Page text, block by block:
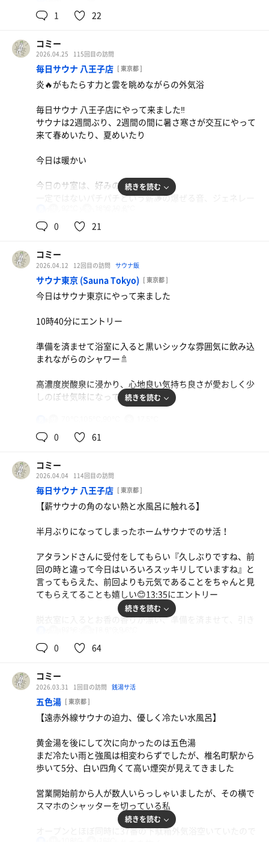
るとそこは浴室！
●浴室
浴室は、黒色で統一されていてシックで落ち着きがある天
井も左官仕上げでコテで鳴らした後がある太い梁も重厚感
を醸し出していた
全ての床や水風呂の壁がコンクリートの洗い出し仕上げな
のも心をくすぐられる仕様だった
洗い場は浴室とは隔てらた空間に立ちシャワーのみ6箇所
設置されている、記憶が定かでないのだけれどここの色は
グレーだった
しっかり洗体をして、洗い場の入口脇にあるフリードリン
クスペースで紙コップにまるのと記して麦茶とレモン水が
扉の前に🌸桜の文字のある木札下がっている、よく見ると
薪🪵に使用している樹種名
扉を開けて入ると、右奥に大きなストーブがドンと鎮座、
ガラス窓が2箇所ある特徴的なフォルム
右側2段、左側が3段式座面の奥行きは広く、段差が低い、
温度計は96℃指していてもガッとした熱さではなく、とて
て汗が💦出て来る
アベさんガッととてもこだわっていた水質、とても柔く、
いつまでも浸かっていられる、冷冷交替浴でととのいも確
●ととのいスペース
内気浴スペースはデッキ、アディロン、カーテンに囲われ
た床に横になれる場所
る
アベさんの優しさが至る所にリンクした感動施設でした
感謝🙏
を眺めながら外気浴は言葉になりません！
息子とは座る場所が離れてしまいましたが、一緒に3種類
のアロマを使った香りを楽しむ佐野さんのアウフを受ける
ことができました
タイの紅茶🇹🇭はバニラの甘い香りがほんのり香って来て
リラックスできました、息子も気に入っていたそうで、息
子の初めてのアウフも一緒に受けることができとても嬉し
でもサウナのハシゴにボーリング🎳3ゲームで身体ヘトヘ
ト、ゆっくり眠ることができました
串焼き
串は何を食べても美の味しい 、牛すじクッパは絶品で
した♪
1 22
コミー
2026.04.25 115回目の訪問
毎日サウナ 八王子店 [ 東京都 ]
炎🔥がもたらす力と雲を眺めながらの外気浴
毎日サウナ 八王子店にやって来ました‼️
サウナは2週間ぶり、2週間の間に暑さ寒さが交互にやって
来て春めいたり、夏めいたり
今日は暖かい
今日のサ室は、好みの熱さ
一定ではないパチパチという薪🪵の爆ぜる音、ジェネレー
サ室内で、🔥炎から発せられた熱と無心で向き合う、頭の
中 は久々に雑念なし
インフィニティチェアに横になり流れる雲を見つめながら
の外気浴は格別な贅沢感を味わうことができました
した♪
また来よっと！
続きを読む
0 21
コミー
2026.04.12 12回目の訪問 サウナ飯
サウナ東京 (Sauna Tokyo) [ 東京都 ]
今日はサウナ東京にやって来ました
10時40分にエントリー
準備を済ませて浴室に入ると黒いシックな雰囲気に飲み込
まれながらのシャワー🚿
高濃度炭酸泉に浸かり、心地良い気持ち良さが愛おしく少
しのぼせ気味になってしまう
ボナサウナ
ににヴィヒタに目をやり、じわっと湿度を纏った熱が身体
に迫って来る、1週間ぶりに普通では感じることのできな
い熱を存分に味わう、この感覚がたまりません
水風呂
私はいつも迷わず冷に浸かる
ちょうど良いのでゆっくり浸かる、ととのいを味わうため
に
休憩スペース
ここは私がサウナ東京の中でとっておきの大好きで大切な
寝転びスペースで見る壁に付付きの白熱灯の放つ橙色の
ァンの回転リズムに、心が落ち着き、やがて癒しがやって
来る
また隣との仕切りがあるので視線を感じないので個の空間
を満喫できるのも好きです
アディロンダックチェアから正面の障子を模したようなと
ころから春の角度の低めの太陽光の柔らかい光が優しく入
って来る、これも味わい深い
手酌蒸気
ケロ材に囲われたこぢんまりしたセルフロウリュサウナ
ここのケロの香りも大好きです😍
2段目に座れて、セルフロウリュも受けられてアチアチの
続きを読む
0 61
コミー
2026.04.04 114回目の訪問
毎日サウナ 八王子店 [ 東京都 ]
【薪サウナの角のない熱と水風呂に触れる】
半月ぶりになってしまったホームサウナでのサ活！
アタランドさんに受付をしてもらい『久しぶりですね、前
回の時と違って今日はいろいろスッキリしていますね』と
言ってもらえた、前回よりも元気であることをちゃんと見
てもらえてることも嬉しい😊13:35にエントリー
脱衣室に入るとお香の香りが漂い、準備を済ませて、引き
いつもと変わらない風景が目に、そしてお香の香り、薪🪵
の燃えている香りが鼻に、水風呂に落ちる水音が耳に入っ
てくる 、サウナに入る前から五感を研ぎ澄まされる
午前中に髪の毛を切ったので、整髪剤が付いた頭を含めて
丁寧に洗体、水分補給後にいざサウナ室へ
今日のサウナ室は、私好みの温度と湿度感
2段目に着座し、身体に纏わってくる熱が短い時間で汗に
変わり、すぐに身体を滴り落ちる
その纏わってくる熱は角がなく柔らかい、これぞ🪵薪サウ
ナならではなのだと思いながら呼吸を整えると気持ちは上
がり、心拍数も上がって行く
続きを読む
0 64
コミー
2026.03.31 1回目の訪問 銭湯サ活
五色湯 [ 東京都 ]
【遠赤外線サウナの迫力、優しく冷たい水風呂】
黄金湯を後にして次に向かったのは五色湯
まだ冷たい雨と強風は相変わらずでしたが、椎名町駅から
歩いて5分、白い四角くて高い煙突が見えてきました
営業開始前から人が数人いらっしゃいましたが、その横で
スマホのシャッターを切っている私
オープンとほぼ同時に37番の下駄箱外気浴空いていたので
続きを読む